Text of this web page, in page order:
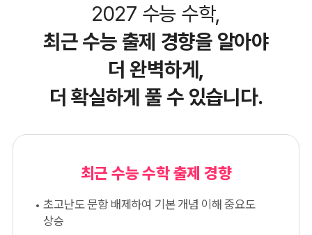
2027 수능 수학,
최근 수능 출제 경향을 알아야
더 완벽하게,
더 확실하게 풀 수 있습니다.
최근 수능 수학 출제 경향
초고난도 문항 배제하여 기본 개념 이해 중요도
상승